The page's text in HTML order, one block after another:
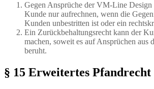
Gegen Ansprüche der VM-Line
Kunde nur aufrechnen, wenn die
Kunden unbestritten ist oder ein
Ein Zurückbehaltungsrecht kann der
machen, soweit es auf Ansprüchen aus
beruht.
§ 15 Erweitertes Pfandrecht